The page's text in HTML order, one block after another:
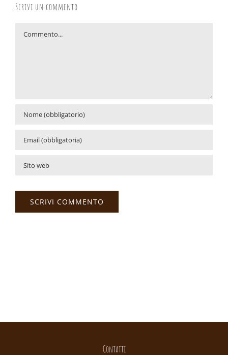
Scrivi un commento
Contatti